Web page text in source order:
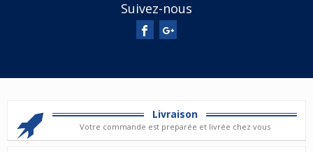
Suivez-nous
Livraison
Votre commande est preparée et livrée chez vous